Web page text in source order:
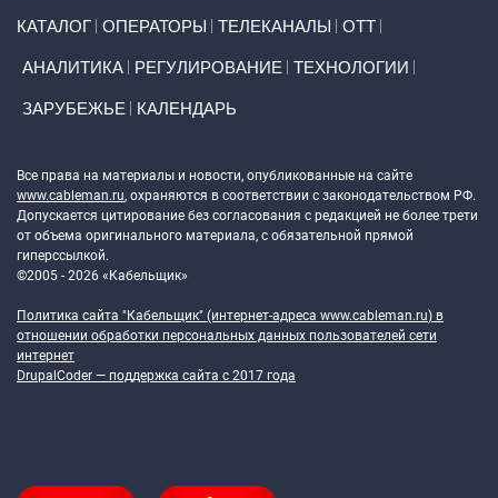
КАТАЛОГ ОПЕРАТОРЫ ТЕЛЕКАНАЛЫ ОТТ
АНАЛИТИКА РЕГУЛИРОВАНИЕ ТЕХНОЛОГИИ
ЗАРУБЕЖЬЕ КАЛЕНДАРЬ
Все права на материалы и новости, опубликованные на сайте
www.cableman.ru, охраняются в соответствии с законодательством РФ.
Допускается цитирование без согласования с редакцией не более трети
от объема оригинального материала, с обязательной прямой
гиперссылкой.
©2005 - 2026 «Кабельщик»
Политика сайта "Кабельщик" (интернет-адреса www.cableman.ru) в
отношении обработки персональных данных пользователей сети
интернет
DrupalCoder — поддержка сайта c 2017 года